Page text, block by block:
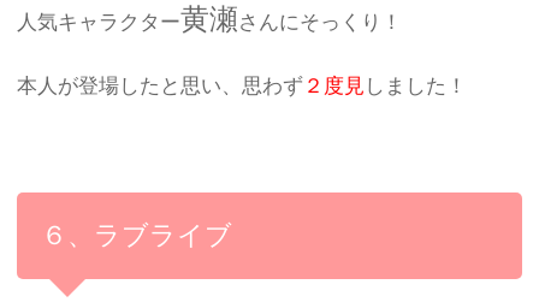
人気キャラクター黄瀬さんにそっくり！
本人が登場したと思い、思わず ２度見 しました！
６、ラブライブ